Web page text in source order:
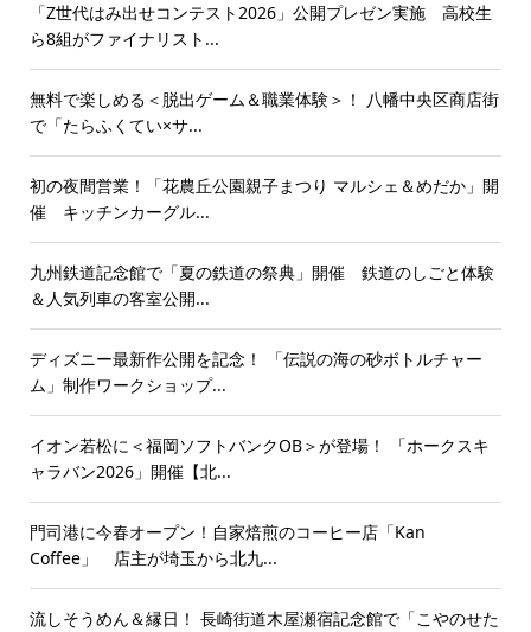
「Z世代はみ出せコンテスト2026」公開プレゼン実施 高校生
ら8組がファイナリスト...
無料で楽しめる＜脱出ゲーム＆職業体験＞！ 八幡中央区商店街
で「たらふくてい×サ...
初の夜間営業！「花農丘公園親子まつり マルシェ＆めだか」開
催 キッチンカーグル...
九州鉄道記念館で「夏の鉄道の祭典」開催 鉄道のしごと体験
＆人気列車の客室公開...
ディズニー最新作公開を記念！ 「伝説の海の砂ボトルチャー
ム」制作ワークショップ...
イオン若松に＜福岡ソフトバンクOB＞が登場！ 「ホークスキ
ャラバン2026」開催【北...
門司港に今春オープン！自家焙煎のコーヒー店「Kan
Coffee」 店主が埼玉から北九...
流しそうめん＆縁日！ 長崎街道木屋瀬宿記念館で「こやのせた